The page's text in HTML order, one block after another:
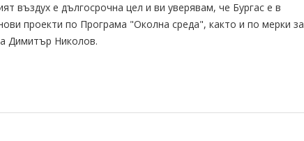
въздух е дългосрочна цел и ви уверявам, че Бургас е в
проекти по Програма "Околна среда", както и по мерки за
Димитър Николов.